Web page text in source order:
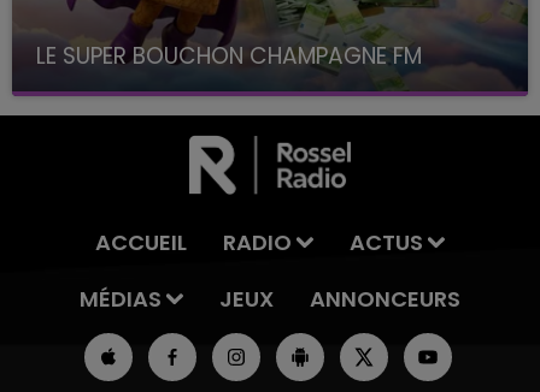
LE SUPER BOUCHON CHAMPAGNE FM
avec La Famille Champagne FM, à 8H10
ACCUEIL RADIO
ACTUS
MÉDIAS
JEUX ANNONCEURS